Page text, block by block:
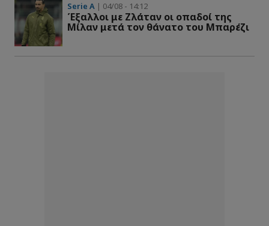
Serie A | 04/08 - 14:12
Έξαλλοι με Ζλάταν οι οπαδοί της
Μίλαν μετά τον θάνατο του Μπαρέζι